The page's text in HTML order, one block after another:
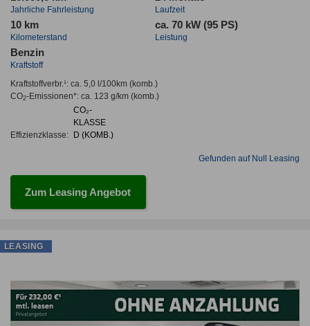
Jahrliche Fahrleistung Laufzeit
10 km
Kilometerstand
ca. 70 kW (95 PS)
Leistung
Benzin
Kraftstoff
Kraftstoffverbr.¹: ca. 5,0 l/100km(komb.)
CO2-Emissionen*: ca. 123 g/km(komb.)
Effizienzklasse:
CO₂-
KLASSE
D (KOMB.)
Gefunden auf Null Leasing
Zum Leasing Angebot
LEASING